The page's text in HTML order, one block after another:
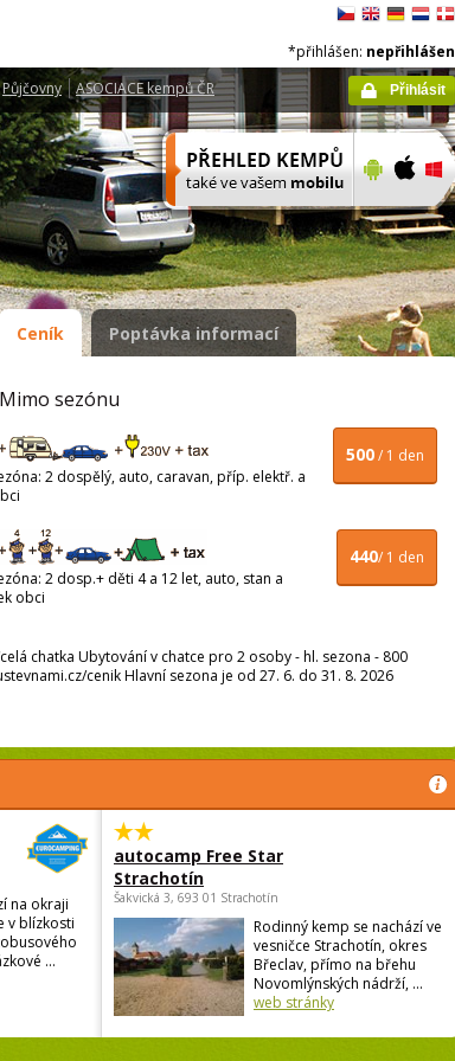
Půjčovny ASOCIACE kempů ČR
*přihlášen: nepřihlášen
Přihlásit
Ceník Poptávka informací
Mimo sezónu
500/ 1 den
2 dospělý, auto, caravan, příp. elektř. a
440/ 1 den
2 dosp.+ děti 4 a 12 let, auto, stan a
obci
chatka Ubytování v chatce pro 2 osoby - hl. sezona - 800
cenik Hlavní sezona je od 27. 6. do 31. 8. 2026
na okraji
v blízkosti
...
autocamp Free Star
Strachotín
Šakvická 3, 693 01 Strachotín
Rodinný kemp se nachází ve
vesničce Strachotín, okres
Břeclav, přímo na břehu
Novomlýnských nádrží, ...
web stránky